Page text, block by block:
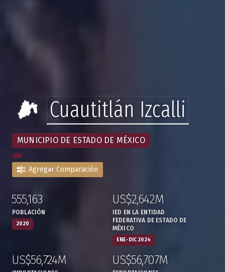
Cuautitlán Izcalli
MUNICIPIO DE ESTADO DE MÉXICO
Agregar Comparación
2020
:555,163
POBLACIÓN
ENE-DIC 2024
:US$2,642M
IED EN LA ENTIDAD
FEDERATIVA DE ESTADO DE
MÉXICO
:US$56,724M :US$56,707M